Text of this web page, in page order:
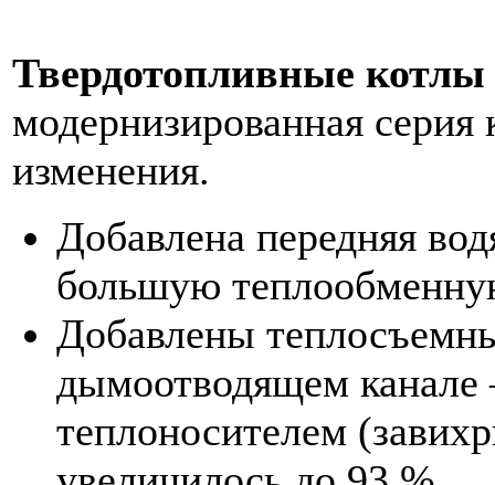
Твердотопливные
модернизированная
изменения.
Добавлена передняя
большую
Добавлены
дымоотводящем канале
теплоносителем